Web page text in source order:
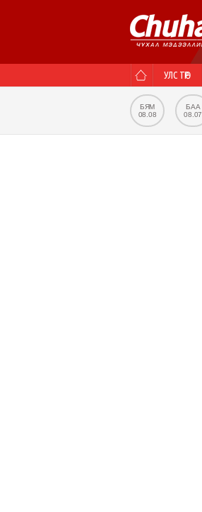
УЛС ТӨР
БЯМ
08.08
БАА
08.07